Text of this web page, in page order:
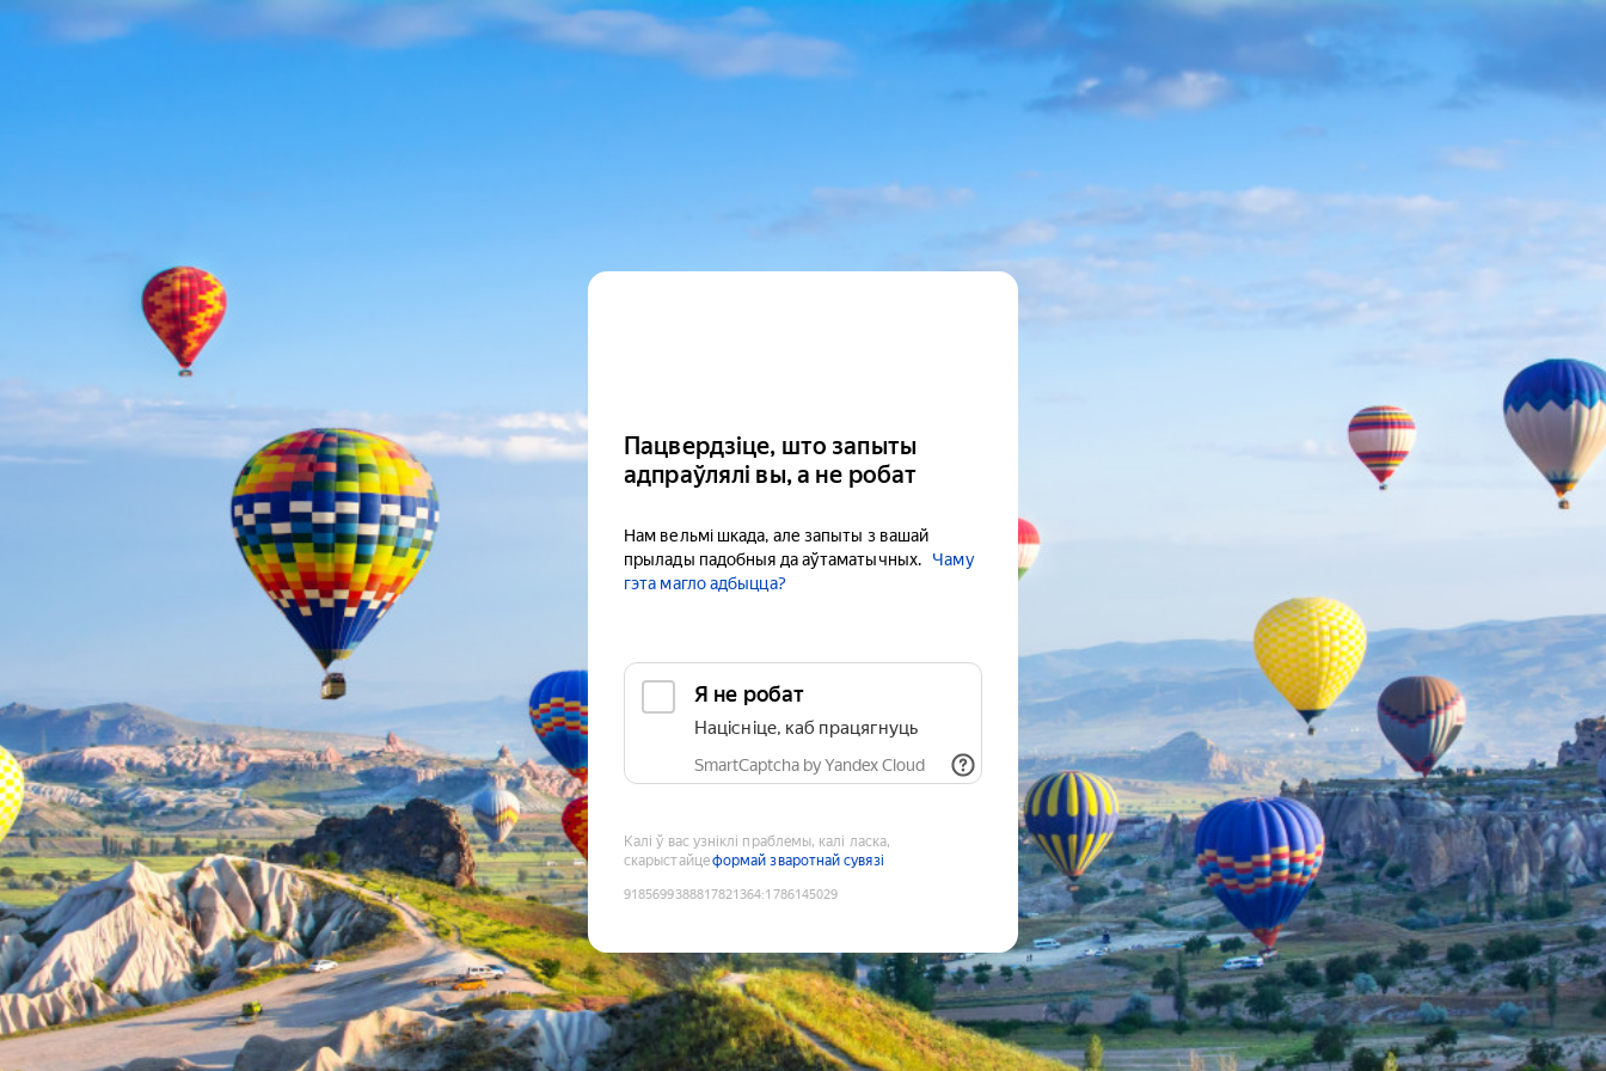
Пацвердзіце, што запыты
адпраўлялі вы, а не робат
Нам вельмі шкада, але запыты з вашай
прылады падобныя да аўтаматычных.
Чаму
гэта магло адбыцца?
Я не робат
Націсніце, каб працягнуць
SmartCaptcha by Yandex Cloud
Калі ў вас узніклі праблемы, калі ласка,
скарыстайцеформай зваротнай сувязі
9185699388817821364:1786145029